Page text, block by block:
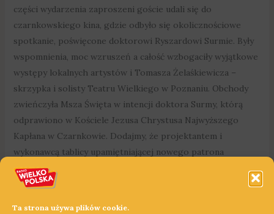
Ta strona używa plików cookie.
części wydarzenia zaproszeni goście udali się do
czarnkowskiego kina, gdzie odbyło się okolicznościowe
spotkanie, poświęcone doktorowi Ryszardowi Surmie. Były
wspomnienia, moc wzruszeń a całość wzbogaciły wyjątkowe
występy lokalnych artystów i Tomasza Żelaśkiewicza –
skrzypka i solisty Teatru Wielkiego w Poznaniu. Obchody
zwieńczyła Msza Święta w intencji doktora Surmy, którą
odprawiono w Kościele Jezusa Chrystusa Najwyższego
Kapłana w Czarnkowie. Dodajmy, że projektantem i
wykonawcą tablicy upamiętniającej nowego patrona
czarnkowskiej placówki był Jarosław Bogucki. Doktor
Ryszard Surma zmarł 7 kwietnia 2018 roku. Ostatniego